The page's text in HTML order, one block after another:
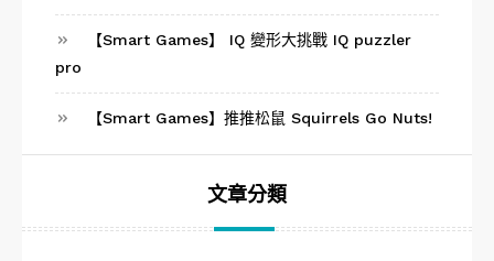
【Smart Games】 IQ 變形大挑戰 IQ puzzler
pro
【Smart Games】推推松鼠 Squirrels Go Nuts!
文章分類